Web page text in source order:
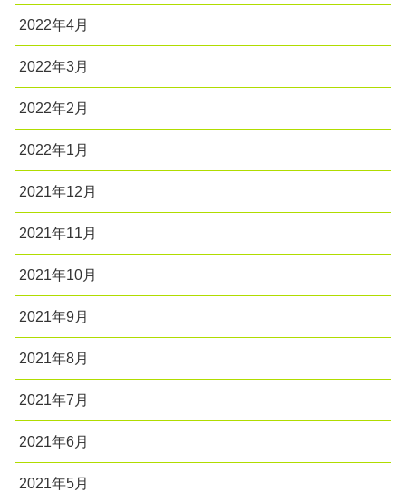
2022年4月
2022年3月
2022年2月
2022年1月
2021年12月
2021年11月
2021年10月
2021年9月
2021年8月
2021年7月
2021年6月
2021年5月